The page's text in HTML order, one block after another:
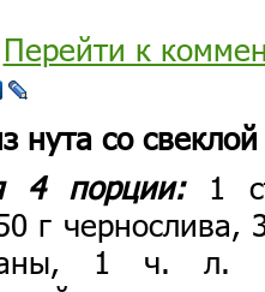
Перейти к
нута со
4 порции: 1
г чернослива,
1 ч. л.